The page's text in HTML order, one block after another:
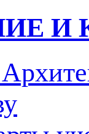
И